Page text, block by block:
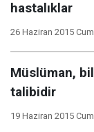
hastalıklar
26 Haziran 2015
Müslüman,
talibidir
19 Haziran 2015